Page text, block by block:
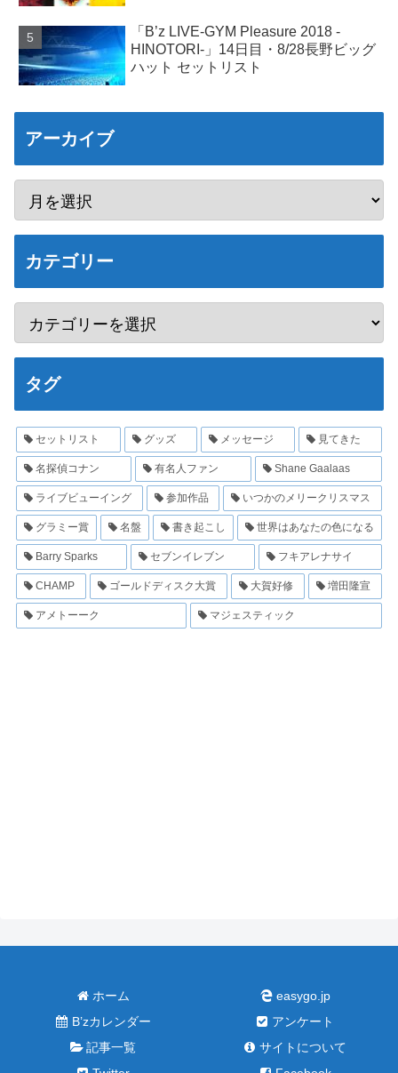
「B’z LIVE-GYM Pleasure 2018 -
HINOTORI-」14日目・8/28長野ビッグ
ハット セットリスト
アーカイブ
カテゴリー
タグ
セットリスト グッズ メッセージ 見てきた
名探偵コナン 有名人ファン Shane Gaalaas
ライブビューイング 参加作品 いつかのメリークリスマス
グラミー賞 名盤 書き起こし 世界はあなたの色になる
Barry Sparks セブンイレブン フキアレナサイ
CHAMP ゴールドディスク大賞 大賀好修 増田隆宣
アメトーーク マジェスティック
ホーム
easygo.jp
B’zカレンダー
アンケート
記事一覧
サイトについて